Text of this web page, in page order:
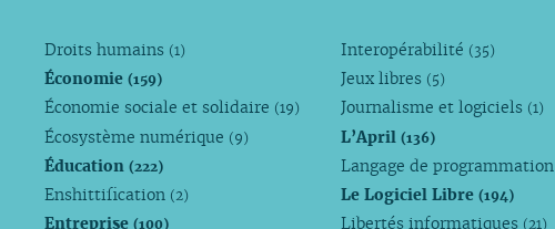
Droits humains (1)
Économie(159)
Économie sociale et solidaire (19)
Écosystème numérique (9)
Éducation(222)
Enshittification (2)
Entreprise(100)
Interopérabilité (35)
Jeux libres (5)
Journalisme et logiciels (1)
L’April(136)
Langage de programmation
Le Logiciel Libre(194)
Libertés informatiques (21)